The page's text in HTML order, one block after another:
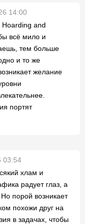
14:00
Hoarding and
всё мило и
тем больше
и то же
желание
портят
03:54
хлам и
радует глаз, а
порой возникает
похожи друг на
в задачах, чтобы